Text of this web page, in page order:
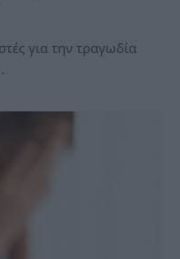
για την τραγωδία